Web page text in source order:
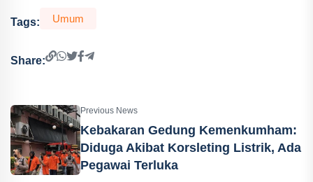
Tags: Umum
Share:
Previous News
Kebakaran Gedung Kemenkumham:
Diduga Akibat Korsleting Listrik, Ada
Pegawai Terluka